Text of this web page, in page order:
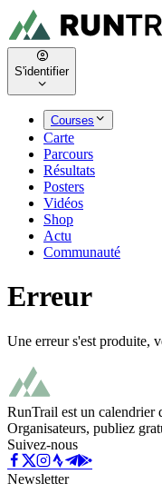
S'identifier
Courses
Carte
Parcours
Résultats
Posters
Vidéos
Shop
Actu
Communauté
Erreur
Une erreur s'est produite,
RunTrail est un calendrier
Organisateurs, publiez
Suivez-nous
Newsletter